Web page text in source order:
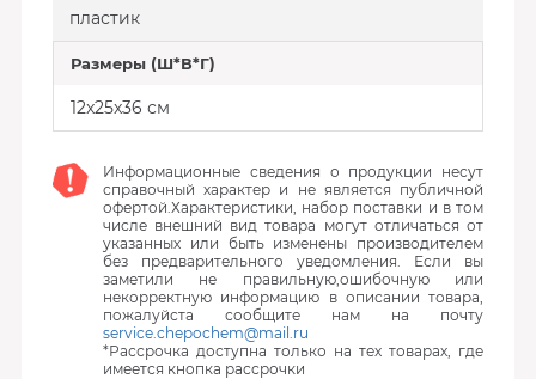
пластик
Размеры (Ш*В*Г)
12x25x36 см
Информационные сведения о продукции несут
справочный характер и не является публичной
офертой.Характеристики, набор поставки и в том
числе внешний вид товара могут отличаться от
указанных или быть изменены производителем
без предварительного уведомления. Если вы
заметили не правильную,ошибочную или
некорректную информацию в описании товара,
пожалуйста сообщите нам на почту
service.chepochem@mail.ru
*Рассрочка доступна только на тех товарах, где
имеется кнопка рассрочки